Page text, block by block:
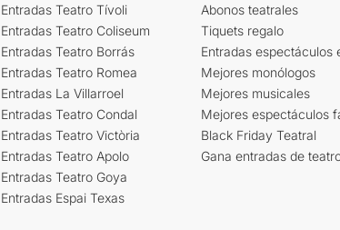
Entradas Teatro Tívoli
Entradas Teatro Coliseum
Entradas Teatro Borrás
Entradas Teatro Romea
Entradas La Villarroel
Entradas Teatro Condal
Entradas Teatro Victòria
Entradas Teatro Apolo
Entradas Teatro Goya
Entradas Espai Texas
Abonos teatrales
Tiquets regalo
Entradas espectáculos
Mejores monólogos
Mejores musicales
Mejores espectáculos
Black Friday Teatral
Gana entradas de